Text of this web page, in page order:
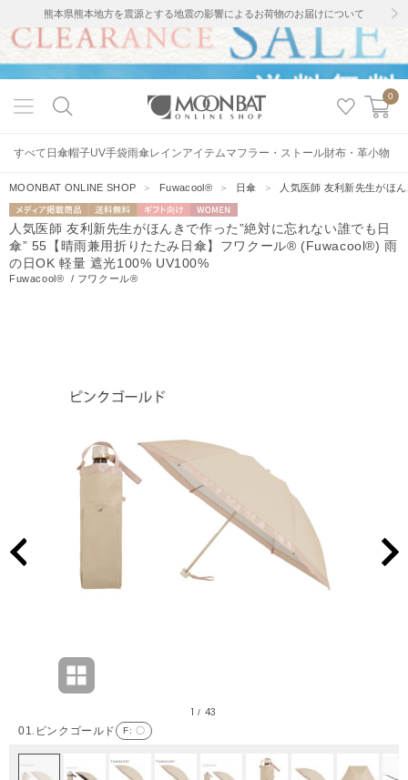
熊本県熊本地方を震源とする地震の影響によるお荷物のお届けについて
0
すべて 日傘帽子UV手袋雨傘レインアイテムマフラー・ストール財布・革小物
MOONBAT ONLINE SHOP ＞ Fuwacool® ＞ 日傘 ＞ 人気医師 友利新先生がほ
メディア掲載
商品
送料無料 ギフト向
け
WOMEN
人気医師 友利新先生がほんきで作った”絶対に忘れない誰でも日
傘” 55【晴雨兼用折りたたみ日傘】フワクール® (Fuwacool®) 雨
の日OK 軽量 遮光100% UV100%
Fuwacool® / フワクール®
01.ピンクゴールド F: 〇
1 / 43